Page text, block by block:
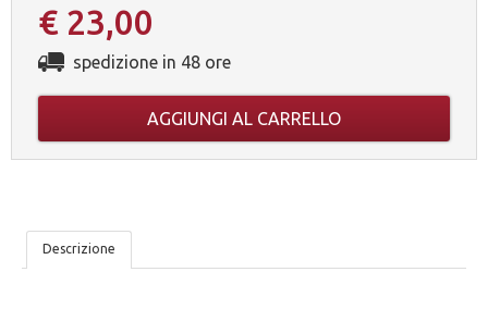
€ 23,00
spedizione in 48 ore
AGGIUNGI AL CARRELLO
LE Descrizione